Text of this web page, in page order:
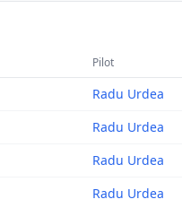
Pilot
Radu Urdea
Radu Urdea
Radu Urdea
Radu Urdea